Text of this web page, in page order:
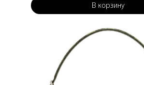
В корзину